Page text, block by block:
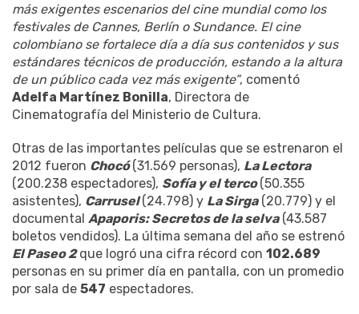
más exigentes escenarios del cine mundial como los
festivales de Cannes, Berlín o Sundance. El cine
colombiano se fortalece día a día sus contenidos y sus
estándares técnicos de producción, estando a la altura
de un público cada vez más exigente”, comentó
Adelfa Martínez Bonilla, Directora de
Cinematografía del Ministerio de Cultura.
Otras de las importantes películas que se estrenaron el
2012 fueron Chocó(31.569 personas), La Lectora
(200.238 espectadores), Sofía y el terco(50.355
asistentes), Carrusel(24.798) y La Sirga(20.779) y el
documental Apaporis: Secretos de la selva(43.587
boletos vendidos). La última semana del año se estrenó
El Paseo 2que logró una cifra récord con 102.689
personas en su primer día en pantalla, con un promedio
por sala de 547 espectadores.